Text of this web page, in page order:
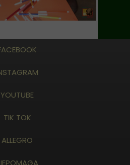
YOUTUBE
TIK TOK
ALLEGRO